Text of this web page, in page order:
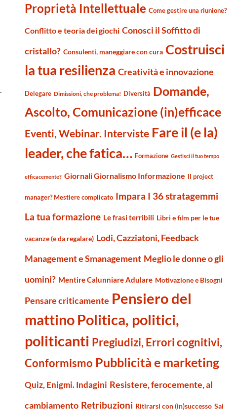
Proprietà Intellettuale Come gestire una riunione?
Conflitto e teoria dei giochi Conosci il Soffitto di
cristallo? Consulenti, maneggiare con cura Costruisci
la tua resilienza Creatività e innovazione
Delegare Dimissioni, che problema! Diversità Domande,
Ascolto, Comunicazione (in)efficace
Eventi, Webinar. Interviste Fare il (e la)
leader, che fatica… Formazione Gestisci il tuo tempo
efficacemente? Giornali Giornalismo Informazione Il project
manager? Mestiere complicato Impara I 36 stratagemmi
La tua formazione Le frasi terribili Libri e film per le tue
vacanze (e da regalare) Lodi, Cazziatoni, Feedback
Management e Smanagement Meglio le donne o gli
uomini? Mentire Calunniare Adulare Motivazione e Bisogni
Pensare criticamente Pensiero del
mattino Politica, politici,
politicanti Pregiudizi, Errori cognitivi,
Conformismo Pubblicità e marketing
Quiz, Enigmi. Indagini Resistere, ferocemente, al
cambiamento Retribuzioni Ritirarsi con (in)successo Sai